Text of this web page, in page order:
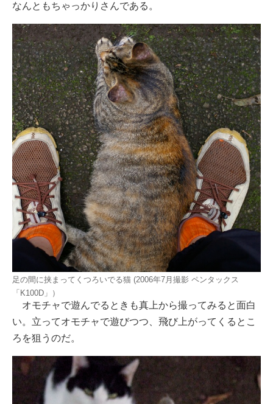
なんともちゃっかりさんである。
足の間に挟まってくつろいでる猫 (2006年7月撮影 ペンタックス
「K100D」）
オモチャで遊んでるときも真上から撮ってみると面白
い。立ってオモチャで遊びつつ、飛び上がってくるとこ
ろを狙うのだ。